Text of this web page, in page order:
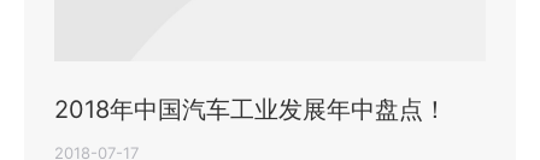
2018年中国汽车工业发展年中盘点！
2018-07-17